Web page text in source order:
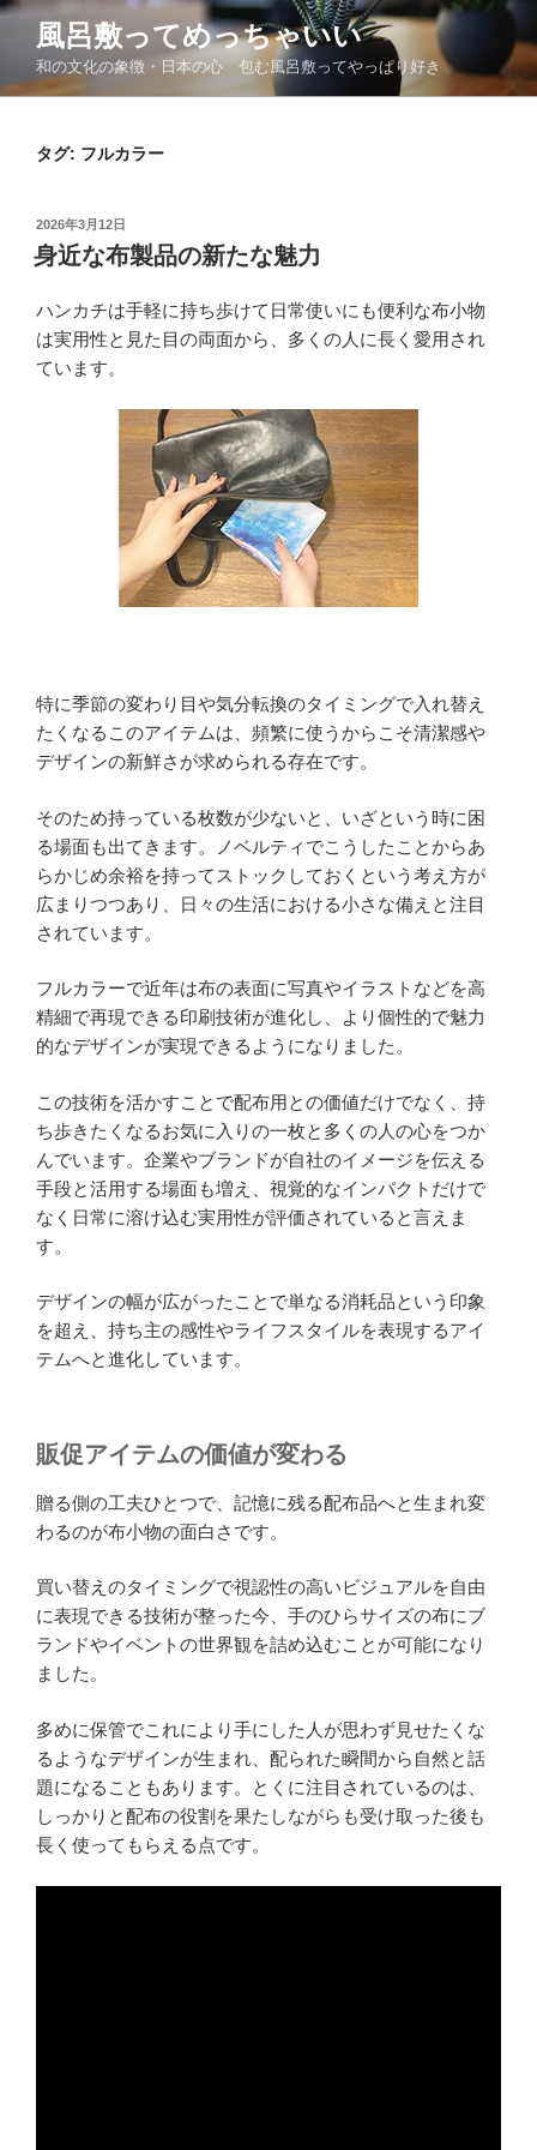
コ
ン
風呂敷ってめっちゃいい
和の文化の象徴・日本の心 包む風呂敷ってやっぱり好き
タグ: フルカラー
投
稿
日:
2026年3月12日
身近な布製品の新たな魅力
ハンカチは手軽に持ち歩けて日常使いにも便利な布小物
は実用性と見た目の両面から、多くの人に長く愛用され
ています。
特に季節の変わり目や気分転換のタイミングで入れ替え
たくなるこのアイテムは、頻繁に使うからこそ清潔感や
デザインの新鮮さが求められる存在です。
そのため持っている枚数が少ないと、いざという時に困
る場面も出てきます。ノベルティでこうしたことからあ
らかじめ余裕を持ってストックしておくという考え方が
広まりつつあり、日々の生活における小さな備えと注目
されています。
フルカラーで近年は布の表面に写真やイラストなどを高
精細で再現できる印刷技術が進化し、より個性的で魅力
的なデザインが実現できるようになりました。
この技術を活かすことで配布用との価値だけでなく、持
ち歩きたくなるお気に入りの一枚と多くの人の心をつか
んでいます。企業やブランドが自社のイメージを伝える
手段と活用する場面も増え、視覚的なインパクトだけで
なく日常に溶け込む実用性が評価されていると言えま
す。
デザインの幅が広がったことで単なる消耗品という印象
を超え、持ち主の感性やライフスタイルを表現するアイ
テムへと進化しています。
販促アイテムの価値が変わる
贈る側の工夫ひとつで、記憶に残る配布品へと生まれ変
わるのが布小物の面白さです。
買い替えのタイミングで視認性の高いビジュアルを自由
に表現できる技術が整った今、手のひらサイズの布にブ
ランドやイベントの世界観を詰め込むことが可能になり
ました。
多めに保管でこれにより手にした人が思わず見せたくな
るようなデザインが生まれ、配られた瞬間から自然と話
題になることもあります。とくに注目されているのは、
しっかりと配布の役割を果たしながらも受け取った後も
長く使ってもらえる点です。